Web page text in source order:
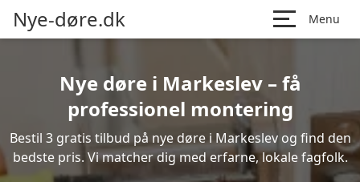
Nye-døre.dk Menu
Nye døre i Markeslev – få
professionel montering
Bestil 3 gratis tilbud på nye døre i Markeslev og find den
bedste pris. Vi matcher dig med erfarne, lokale fagfolk.